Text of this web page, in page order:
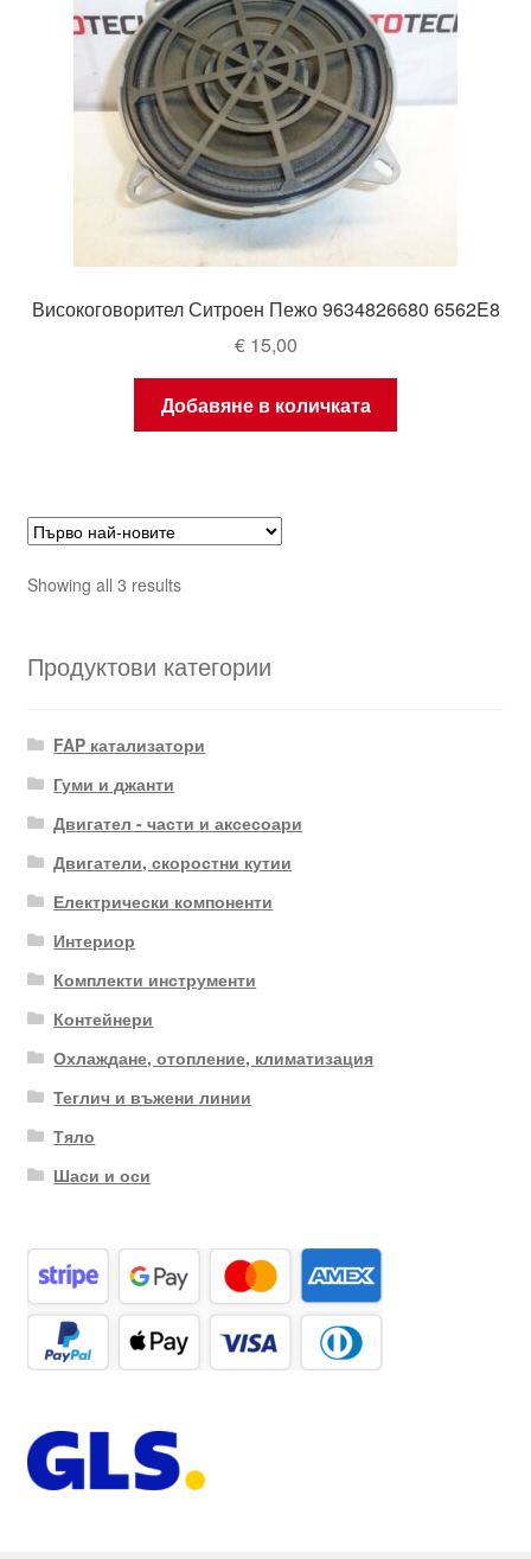
Високоговорител Ситроен Пежо 9634826680 6562E8
€15,00
Добавяне в количката
Showing all 3 resultsSorted
Продуктови категории
FAP катализатори
Гуми и джанти
Двигател - части и аксесоари
Двигатели, скоростни кутии
Електрически компоненти
Интериор
Комплекти инструменти
Контейнери
Охлаждане, отопление, климатизация
Теглич и въжени линии
Тяло
Шаси и оси